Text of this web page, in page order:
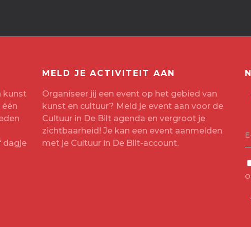
kunst
één
dagje
MELD JE ACTIVITEIT AAN
Organiseer jij een event op het gebied van
kunst en cultuur? Meld je event aan voor de
Cultuur in De Bilt agenda en vergroot je
zichtbaarheid! Je kan een event aanmelden
met je Cultuur in De Bilt-account.